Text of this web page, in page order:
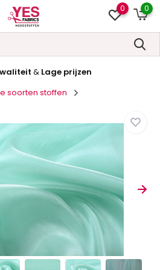
0 0
verzending vanaf €150
soorten stoffen